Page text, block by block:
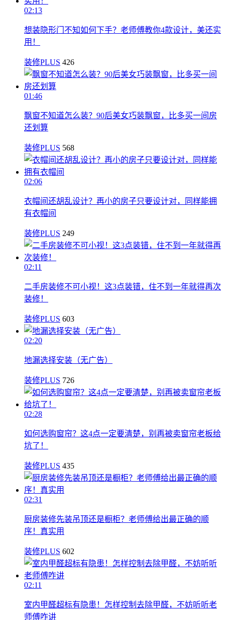
02:13
想装隐形门不知如何下手？老师傅教你4款设计，美还实
用！
装修PLUS 426
01:46
飘窗不知道怎么装？90后美女巧装飘窗，比多买一间房
还划算
装修PLUS 568
02:06
衣帽间还胡乱设计？再小的房子只要设计对，同样能拥
有衣帽间
装修PLUS 249
02:11
二手房装修不可小视！这3点装错，住不到一年就得再次
装修！
装修PLUS 603
02:20
地漏选择安装（无广告）
装修PLUS 726
02:28
如何选购窗帘？这4点一定要清楚，别再被卖窗帘老板给
坑了！
装修PLUS 435
02:31
厨房装修先装吊顶还是橱柜？老师傅给出最正确的顺
序！真实用
装修PLUS 602
02:11
室内甲醛超标有隐患！怎样控制去除甲醛，不妨听听老
师傅咋讲